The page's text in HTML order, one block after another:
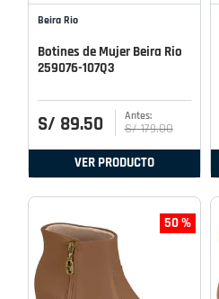
Beira Rio
Botines de Mujer Beira Rio
259076-107Q3
S/ 89.50 S/ 179.00
VER PRODUCTO
50 %